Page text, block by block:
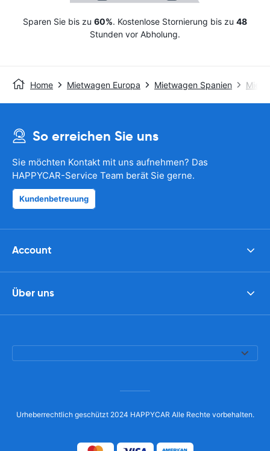
Sparen Sie bis zu 60%. Kostenlose Stornierung bis zu 48
Stunden vor Abholung.
Home Mietwagen Europa Mietwagen Spanien
So erreichen Sie uns
Sie möchten Kontakt mit uns aufnehmen? Das
HAPPYCAR-Service Team berät Sie gerne.
Kundenbetreuung
Account
Über uns
Urheberrechtlich geschützt 2024 HAPPYCAR Alle Rechte vorbehalten.